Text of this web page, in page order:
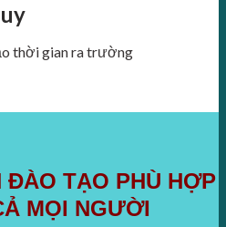
thời gian ra trường
ĐÀO TẠO PHÙ HỢP
MỌI NGƯỜI